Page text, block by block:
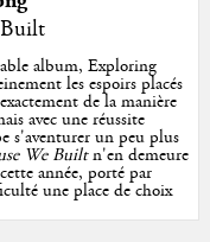
album, Exploring
les espoirs placés
de la manière
avec une réussite
s'aventurer un peu plus
We Builtn'en demeure
année, porté par
une place de choix